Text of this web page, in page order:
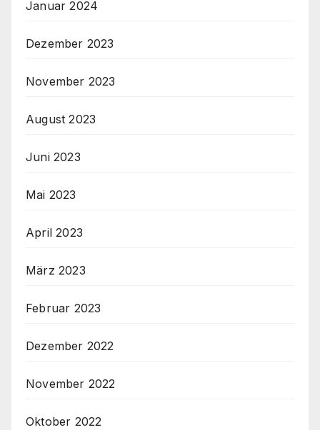
Januar 2024
Dezember 2023
November 2023
August 2023
Juni 2023
Mai 2023
April 2023
März 2023
Februar 2023
Dezember 2022
November 2022
Oktober 2022